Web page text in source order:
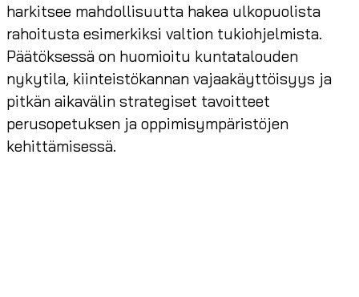
harkitsee mahdollisuutta hakea ulkopuolista
rahoitusta esimerkiksi valtion tukiohjelmista.
Päätöksessä on huomioitu kuntatalouden
nykytila, kiinteistökannan vajaakäyttöisyys ja
pitkän aikavälin strategiset tavoitteet
perusopetuksen ja oppimisympäristöjen
kehittämisessä.